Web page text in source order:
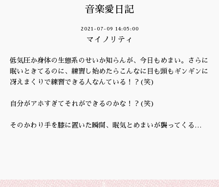
音楽愛日記
2021-07-09 14:05:00
マイノリティ
低気圧か身体の生態系のせいか知らんが、今日もめまい。さらに
眠いときてるのに、練習し始めたらこんなに目も頭もギンギンに
冴えまくりで練習できる人なんている！？(笑)
自分がアホすぎてそれができるのかな！？(笑)
そのかわり手を膝に置いた瞬間、眠気とめまいが襲ってくる…